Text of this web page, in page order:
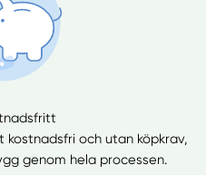
kostnadsfri och utan köpkrav,
genom hela processen.